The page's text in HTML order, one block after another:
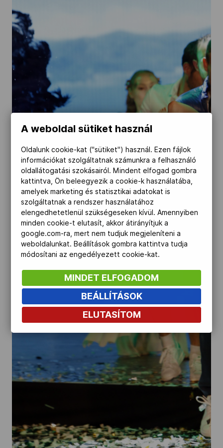
Kettőskarrier-program
NOB
Társszervezetek
OVEP
Adatbank
A weboldal sütiket használ
Oldalunk cookie-kat ("sütiket") használ. Ezen fájlok
információkat szolgáltatnak számunkra a felhasználó
oldallátogatási szokásairól. Mindent elfogad gombra
kattintva, Ön beleegyezik a cookie-k használatába,
amelyek marketing és statisztikai adatokat is
szolgáltatnak a rendszer használatához
elengedhetetlenül szükségeseken kívül. Amennyiben
minden cookie-t elutasít, akkor átirányítjuk a
google.com-ra, mert nem tudjuk megjeleníteni a
weboldalunkat. Beállítások gombra kattintva tudja
módosítani az engedélyezett cookie-kat.
MINDET ELFOGADOM
BEÁLLÍTÁSOK
ELUTASÍTOM